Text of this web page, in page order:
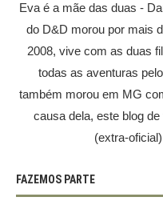
Eva é a mãe das duas -
do D&D morou por mais
2008, vive com as duas
todas as aventuras
também morou em MG
causa dela, este blog
(extra-
FAZEMOS PARTE